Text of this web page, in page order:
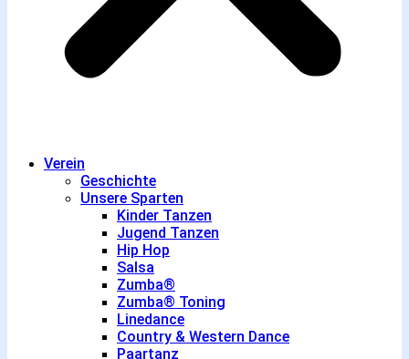
Verein
Geschichte
Unsere Sparten
Kinder Tanzen
Jugend Tanzen
Hip Hop
Salsa
Zumba®
Zumba® Toning
Linedance
Country & Western Dance
Paartanz